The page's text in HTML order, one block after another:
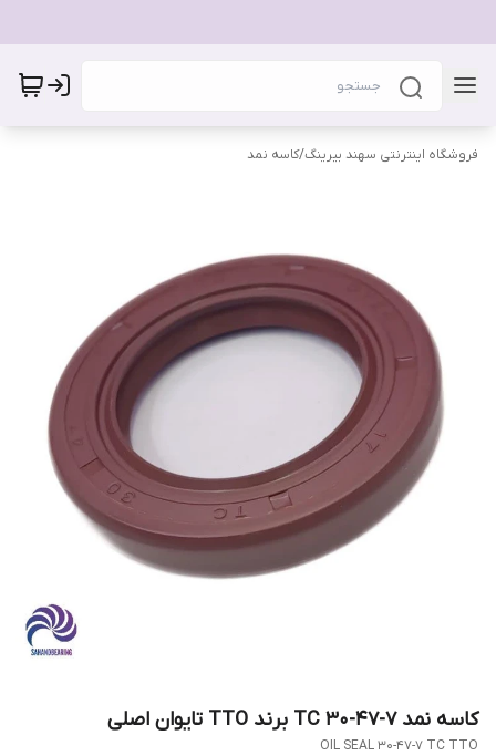
فروشگاه اینترنتی سهند بیرینگ/کاسه نمد
کاسه نمد 7-47-30 TC برند TTO تایوان اصلی
OIL SEAL 30-47-7 TC TTO